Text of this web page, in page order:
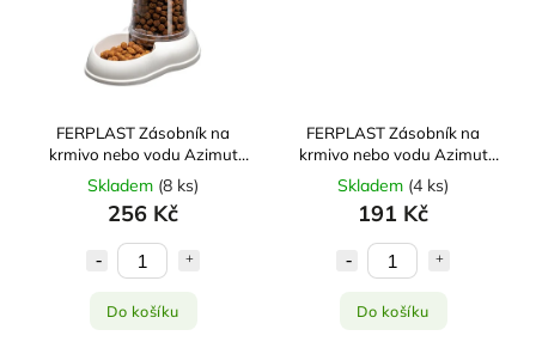
FERPLAST Zásobník na
krmivo nebo vodu Azimut
1500 1,5l
Skladem (8 ks)
256 Kč
Do košíku
FERPLAST Zásobník na
krmivo nebo vodu Azimut
600 0,6l
Skladem (4 ks)
191 Kč
Do košíku